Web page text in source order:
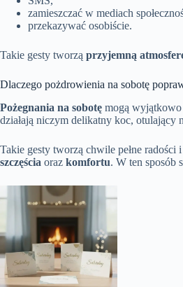
zamieszczać w mediach
przekazywać osobiście.
Takie gesty tworzą przyjemną
Dlaczego pożdrowienia na sobotę
Pożegnania na sobotę mogą wyjątkowo
działają niczym delikatny koc, otulający
Takie gesty tworzą chwile pełne
szczęścia oraz komfortu. W ten sposób